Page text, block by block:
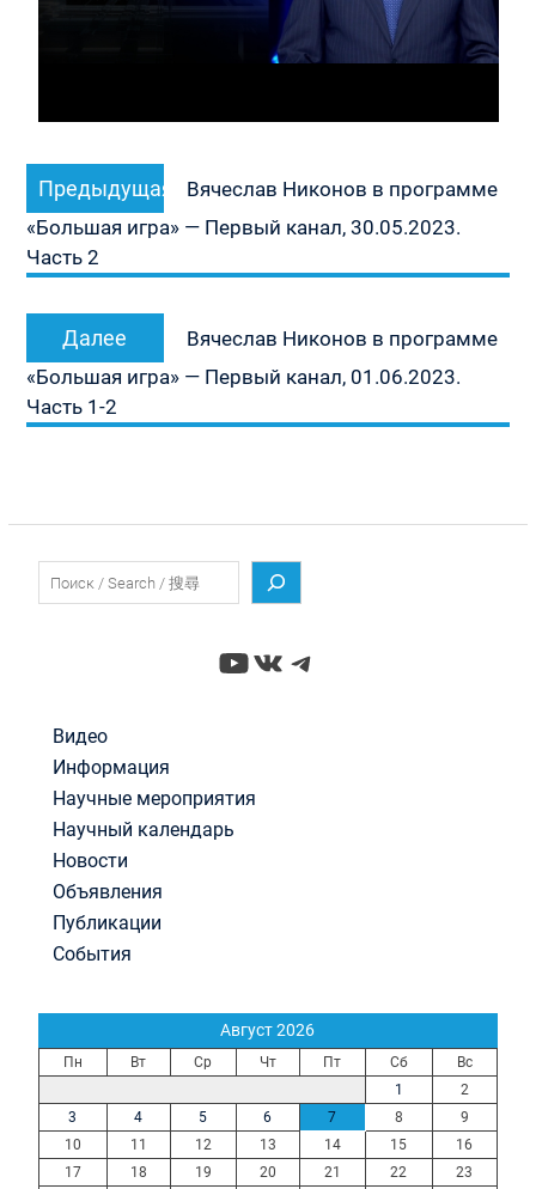
Навигация
по
записям
Предыдущая
запись:
Вячеслав Никонов в программе
«Большая игра» — Первый канал, 30.05.2023.
Часть 2
Далее
запись:
Вячеслав Никонов в программе
«Большая игра» — Первый канал, 01.06.2023.
Часть 1-2
YouTube
ВКонтакте
Telegram
Видео
Информация
Научные мероприятия
Научный календарь
Новости
Объявления
Публикации
События
Август 2026
Пн Вт Ср Чт Пт Сб
Вс
1
2
3
4 5 6 7 8
9
10
11 12 13 14 15
16
17
18 19 20 21 22
23